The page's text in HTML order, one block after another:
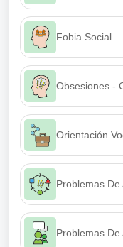
Fobia Social
Obsesiones -
Orientación
Problemas De
Problemas